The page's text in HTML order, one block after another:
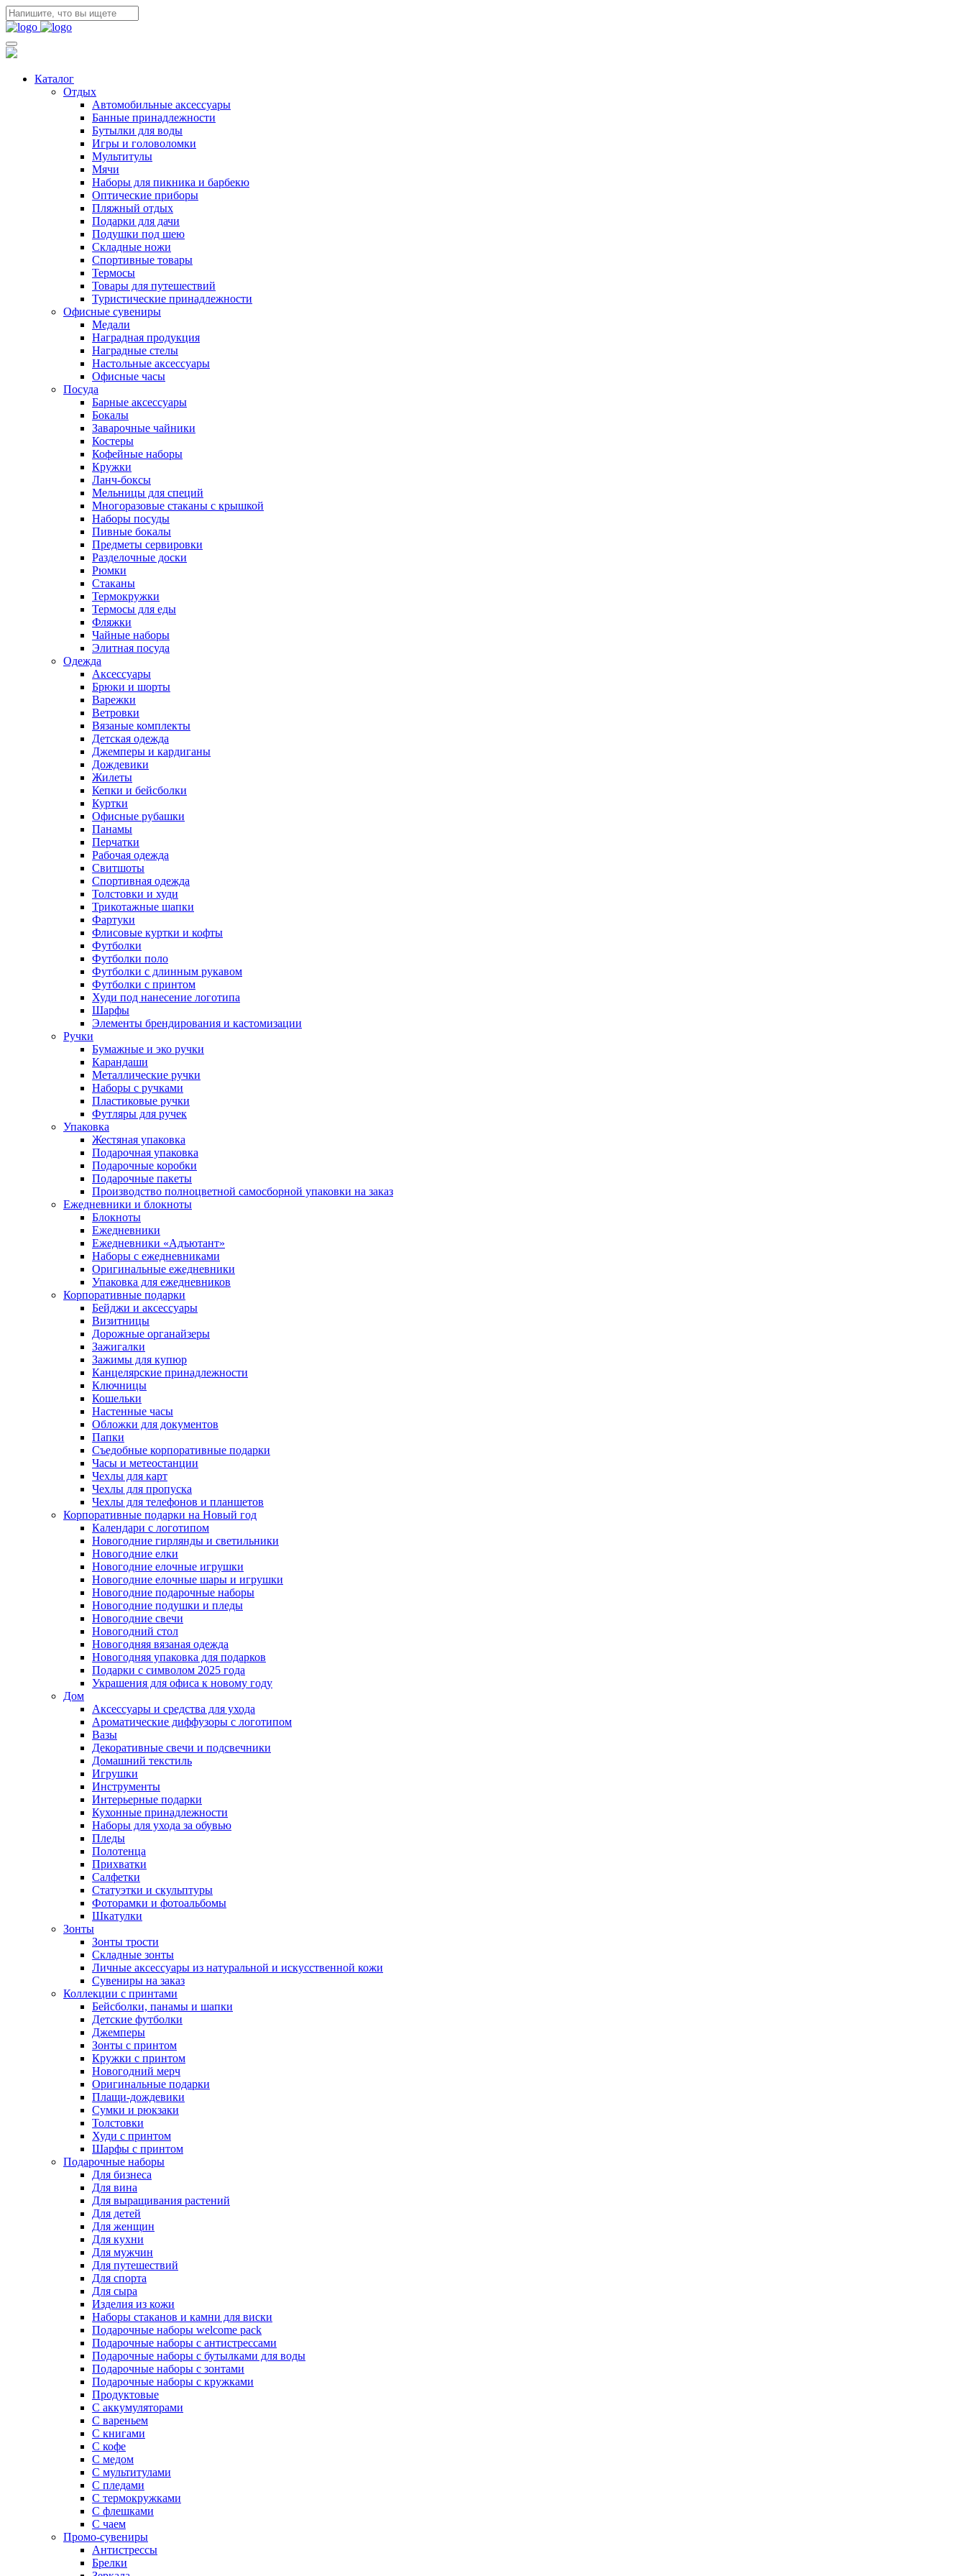
Каталог
Отдых
Автомобильные аксессуары
Банные принадлежности
Бутылки для воды
Игры и головоломки
Мультитулы
Мячи
Наборы для пикника и барбекю
Оптические приборы
Пляжный отдых
Подарки для дачи
Подушки под шею
Складные ножи
Спортивные товары
Термосы
Товары для путешествий
Туристические принадлежности
Офисные сувениры
Медали
Наградная продукция
Наградные стелы
Настольные аксессуары
Офисные часы
Посуда
Барные аксессуары
Бокалы
Заварочные чайники
Костеры
Кофейные наборы
Кружки
Ланч-боксы
Мельницы для специй
Многоразовые стаканы с крышкой
Наборы посуды
Пивные бокалы
Предметы сервировки
Разделочные доски
Рюмки
Стаканы
Термокружки
Термосы для еды
Фляжки
Чайные наборы
Элитная посуда
Одежда
Аксессуары
Брюки и шорты
Варежки
Ветровки
Вязаные комплекты
Детская одежда
Джемперы и кардиганы
Дождевики
Жилеты
Кепки и бейсболки
Куртки
Офисные рубашки
Панамы
Перчатки
Рабочая одежда
Свитшоты
Спортивная одежда
Толстовки и худи
Трикотажные шапки
Фартуки
Флисовые куртки и кофты
Футболки
Футболки поло
Футболки с длинным рукавом
Футболки с принтом
Худи под нанесение логотипа
Шарфы
Элементы брендирования и кастомизации
Ручки
Бумажные и эко ручки
Карандаши
Металлические ручки
Наборы с ручками
Пластиковые ручки
Футляры для ручек
Упаковка
Жестяная упаковка
Подарочная упаковка
Подарочные коробки
Подарочные пакеты
Производство полноцветной самосборной упаковки на заказ
Ежедневники и блокноты
Блокноты
Ежедневники
Ежедневники «Адъютант»
Наборы с ежедневниками
Оригинальные ежедневники
Упаковка для ежедневников
Корпоративные подарки
Бейджи и аксессуары
Визитницы
Дорожные органайзеры
Зажигалки
Зажимы для купюр
Канцелярские принадлежности
Ключницы
Кошельки
Настенные часы
Обложки для документов
Папки
Съедобные корпоративные подарки
Часы и метеостанции
Чехлы для карт
Чехлы для пропуска
Чехлы для телефонов и планшетов
Корпоративные подарки на Новый год
Календари с логотипом
Новогодние гирлянды и светильники
Новогодние елки
Новогодние елочные игрушки
Новогодние елочные шары и игрушки
Новогодние подарочные наборы
Новогодние подушки и пледы
Новогодние свечи
Новогодний стол
Новогодняя вязаная одежда
Новогодняя упаковка для подарков
Подарки с символом 2025 года
Украшения для офиса к новому году
Дом
Аксессуары и средства для ухода
Ароматические диффузоры с логотипом
Вазы
Декоративные свечи и подсвечники
Домашний текстиль
Игрушки
Инструменты
Интерьерные подарки
Кухонные принадлежности
Наборы для ухода за обувью
Пледы
Полотенца
Прихватки
Салфетки
Статуэтки и скульптуры
Фоторамки и фотоальбомы
Шкатулки
Зонты
Зонты трости
Складные зонты
Личные аксессуары из натуральной и искусственной кожи
Сувениры на заказ
Коллекции с принтами
Бейсболки, панамы и шапки
Детские футболки
Джемперы
Зонты с принтом
Кружки с принтом
Новогодний мерч
Оригинальные подарки
Плащи-дождевики
Сумки и рюкзаки
Толстовки
Худи с принтом
Шарфы с принтом
Подарочные наборы
Для бизнеса
Для вина
Для выращивания растений
Для детей
Для женщин
Для кухни
Для мужчин
Для путешествий
Для спорта
Для сыра
Изделия из кожи
Наборы стаканов и камни для виски
Подарочные наборы welcome pack
Подарочные наборы с антистрессами
Подарочные наборы с бутылками для воды
Подарочные наборы с зонтами
Подарочные наборы с кружками
Продуктовые
С аккумуляторами
С вареньем
С книгами
С кофе
С медом
С мультитулами
С пледами
С термокружками
С флешками
С чаем
Промо-сувениры
Антистрессы
Брелки